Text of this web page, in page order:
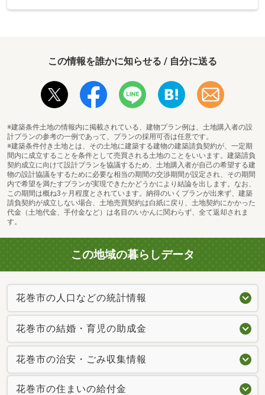
この情報を誰かに知らせる / 自分に送る
※建築条件土地の情報内に掲載されている、建物プラン例は、土地購入者の設
計プランの参考の一例であって、プランの採用可否は任意です。
※建築条件付き土地とは、その土地に建築する建物の建築請負契約が、一定期
間内に成立することを条件として売買される土地のことをいいます。建築請負
契約成立に向けて設計プランを協議するため、土地購入者が自己の希望する建
物の設計協議をするために必要な相当の期間の交渉期間が設定され、その期間
内で希望を満たすプランが実現できたかどうかにより結論を出します。なお、
この期間は概ね3ヶ月程度とされています。納得のいくプランが出来ず、建築
請負契約が成立しない場合、土地売買契約は白紙に戻り、土地契約にかかった
代金（土地代金、手付金など）は名目のいかんに関わらず、全て返却されま
す。
この地域の暮らしデータ
花巻市の人口などの統計情報
花巻市の結婚・育児の助成金
花巻市の治安・ごみ収集情報
花巻市の住まいの給付金